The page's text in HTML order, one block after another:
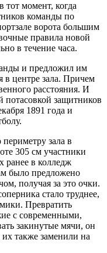
момент, когда
команды по
ворота большим
правила новой
в течение часа.
и предложил им
в центре зала. Причем
расстояния. И
потасовкой защитников
1891 года и
зала в
305 см участники
ранее в колледж
было предложено
получая за это очки.
стало труднее,
Превратить
с современными,
закинутые мячи, он
также заменили на